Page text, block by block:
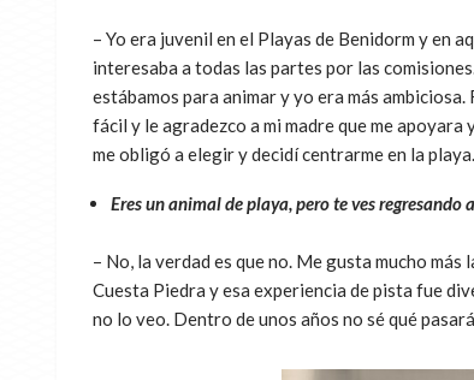
– Yo era juvenil en el Playas de Benidorm y en
interesaba a todas las partes por las
estábamos para animar y yo era más
fácil y le agradezco a mi madre que me
me obligó a elegir y decidí centrarme en la playa.
Eres un animal de playa, pero te ves
– No, la verdad es que no. Me gusta mucho
Cuesta Piedra y esa experiencia de pista fue
no lo veo. Dentro de unos años no sé qué